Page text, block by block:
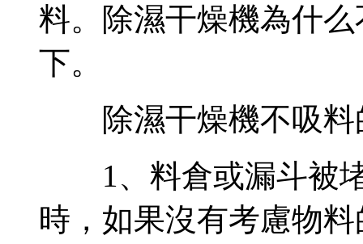
料。除濕干燥機為什
下。
除濕干燥機不吸料
1、料倉或漏斗被堵
時，如果沒有考慮物